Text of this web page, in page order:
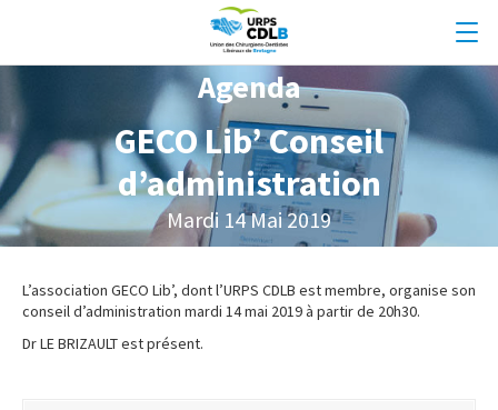
Agenda
GECO Lib’ Conseil
d’administration
Mardi 14 Mai 2019
L’association GECO Lib’, dont l’URPS CDLB est membre, organise son
conseil d’administration mardi 14 mai 2019 à partir de 20h30.
Dr LE BRIZAULT est présent.